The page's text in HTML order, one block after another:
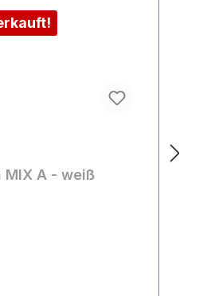
MIX A - weiß